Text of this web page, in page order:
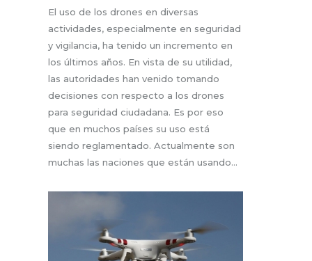
El uso de los drones en diversas
actividades, especialmente en seguridad
y vigilancia, ha tenido un incremento en
los últimos años. En vista de su utilidad,
las autoridades han venido tomando
decisiones con respecto a los drones
para seguridad ciudadana. Es por eso
que en muchos países su uso está
siendo reglamentado. Actualmente son
muchas las naciones que están usando…